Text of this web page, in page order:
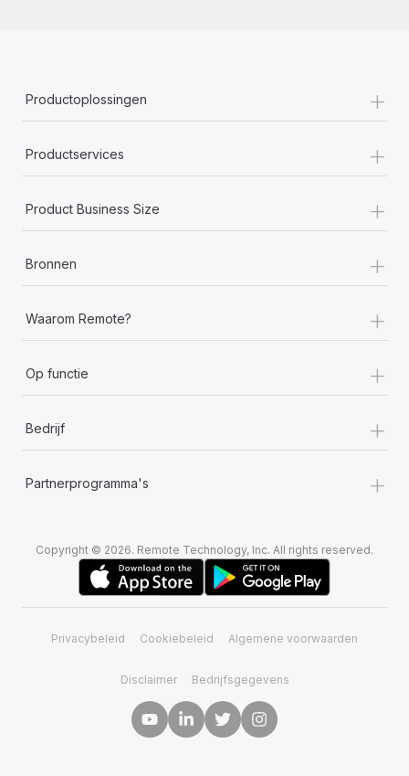
Productoplossingen +
Productservices +
Product Business Size +
Bronnen +
Waarom Remote? +
Op functie +
Bedrijf +
Partnerprogramma's +
Copyright © 2026. Remote Technology, Inc. All rights reserved.
Privacybeleid Cookiebeleid Algemene voorwaarden
Disclaimer Bedrijfsgegevens